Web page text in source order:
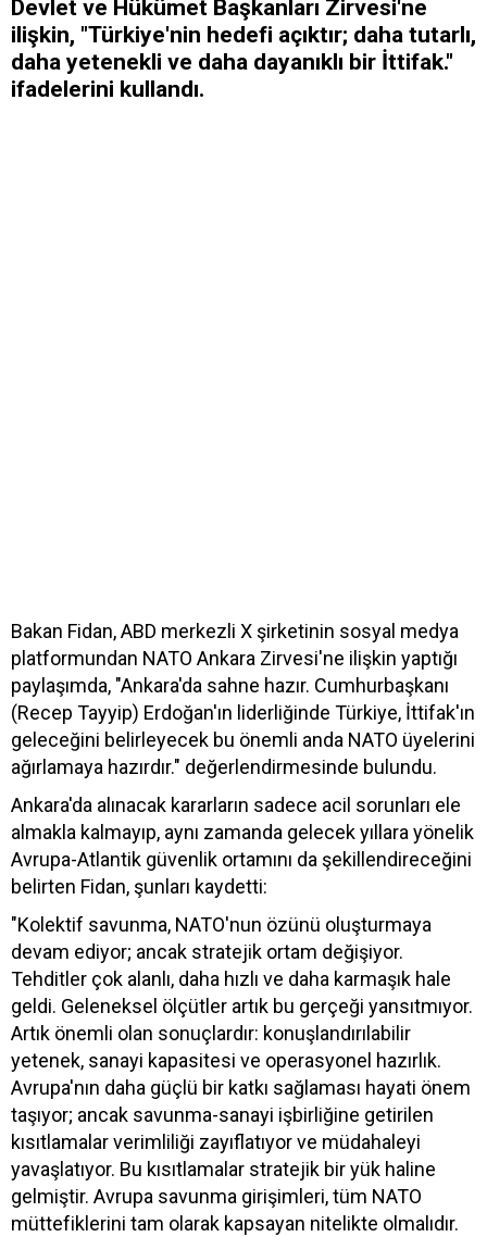
Devlet ve Hükümet Başkanları Zirvesi'ne
ilişkin, "Türkiye'nin hedefi açıktır; daha tutarlı,
daha yetenekli ve daha dayanıklı bir İttifak."
ifadelerini kullandı.
Bakan Fidan, ABD merkezli X şirketinin sosyal medya
platformundan NATO Ankara Zirvesi'ne ilişkin yaptığı
paylaşımda, "Ankara'da sahne hazır. Cumhurbaşkanı
(Recep Tayyip) Erdoğan'ın liderliğinde Türkiye, İttifak'ın
geleceğini belirleyecek bu önemli anda NATO üyelerini
ağırlamaya hazırdır." değerlendirmesinde bulundu.
Ankara'da alınacak kararların sadece acil sorunları ele
almakla kalmayıp, aynı zamanda gelecek yıllara yönelik
Avrupa-Atlantik güvenlik ortamını da şekillendireceğini
belirten Fidan, şunları kaydetti:
"Kolektif savunma, NATO'nun özünü oluşturmaya
devam ediyor; ancak stratejik ortam değişiyor.
Tehditler çok alanlı, daha hızlı ve daha karmaşık hale
geldi. Geleneksel ölçütler artık bu gerçeği yansıtmıyor.
Artık önemli olan sonuçlardır: konuşlandırılabilir
yetenek, sanayi kapasitesi ve operasyonel hazırlık.
Avrupa'nın daha güçlü bir katkı sağlaması hayati önem
taşıyor; ancak savunma-sanayi işbirliğine getirilen
kısıtlamalar verimliliği zayıflatıyor ve müdahaleyi
yavaşlatıyor. Bu kısıtlamalar stratejik bir yük haline
gelmiştir. Avrupa savunma girişimleri, tüm NATO
müttefiklerini tam olarak kapsayan nitelikte olmalıdır.